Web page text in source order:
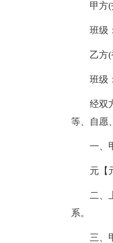
甲方(
班级：
乙方(
班级：
经双
等、自愿
一、
元【
二、
系。
三、